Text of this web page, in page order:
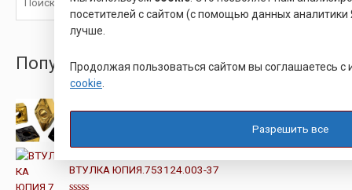
ПопулярныеТовары
ц
н
к
а
ВТУЛКА ЮПИЯ.753124.003-37
посетителей с сайтом (с помощью данных аналитики
лучше.
Продолжая пользоваться сайтом вы соглашаетесь с
cookie
Разрешить все